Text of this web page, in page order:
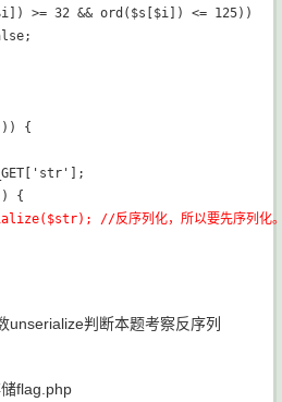
>= 32 && ord($s[$i]) <= 125))
{
{
//反序列化，所以要先序列化
unserialize判断本题考察反序列
flag.php